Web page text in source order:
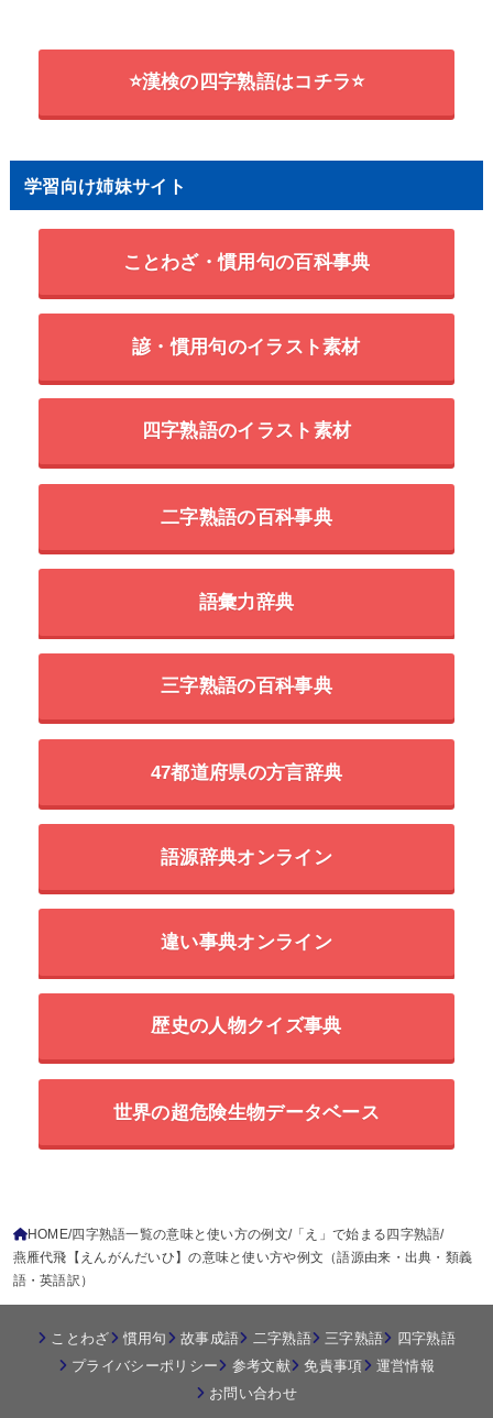
⭐漢検の四字熟語はコチラ⭐
学習向け姉妹サイト
ことわざ・慣用句の百科事典
諺・慣用句のイラスト素材
四字熟語のイラスト素材
二字熟語の百科事典
語彙力辞典
三字熟語の百科事典
47都道府県の方言辞典
語源辞典オンライン
違い事典オンライン
歴史の人物クイズ事典
世界の超危険生物データベース
HOME 四字熟語一覧の意味と使い方の例文 「え」で始まる四字熟語
燕雁代飛【えんがんだいひ】の意味と使い方や例文（語源由来・出典・類義
語・英語訳）
ことわざ 慣用句 故事成語 二字熟語 三字熟語
四字熟語
プライバシーポリシー
参考文献 免責事項
運営情報
お問い合わせ